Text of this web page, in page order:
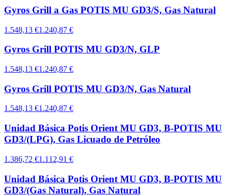
Gyros Grill a Gas POTIS MU GD3/S, Gas Natural
1.548,13 €1.240,87 €
Gyros Grill POTIS MU GD3/N, GLP
1.548,13 €1.240,87 €
Gyros Grill POTIS MU GD3/N, Gas Natural
1.548,13 €1.240,87 €
Unidad Básica Potis Orient MU GD3, B-POTIS MU
GD3/(LPG), Gas Licuado de Petróleo
1.386,72 €1.112,91 €
Unidad Básica Potis Orient MU GD3, B-POTIS MU
GD3/(Gas Natural), Gas Natural